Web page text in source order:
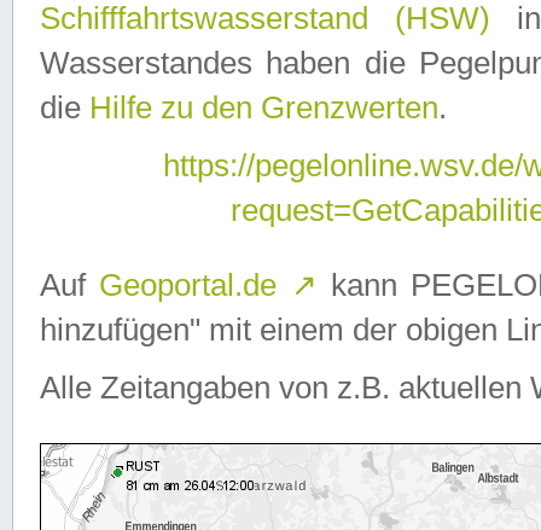
Schifffahrtswasserstand (HSW)
Wasserstandes haben die
die Hilfe zu den Grenzwerten.
https://
Auf Geoportal.de ↗ kann
hinzufügen" mit einem der obigen
Alle Zeitangaben von z.B. aktuellen